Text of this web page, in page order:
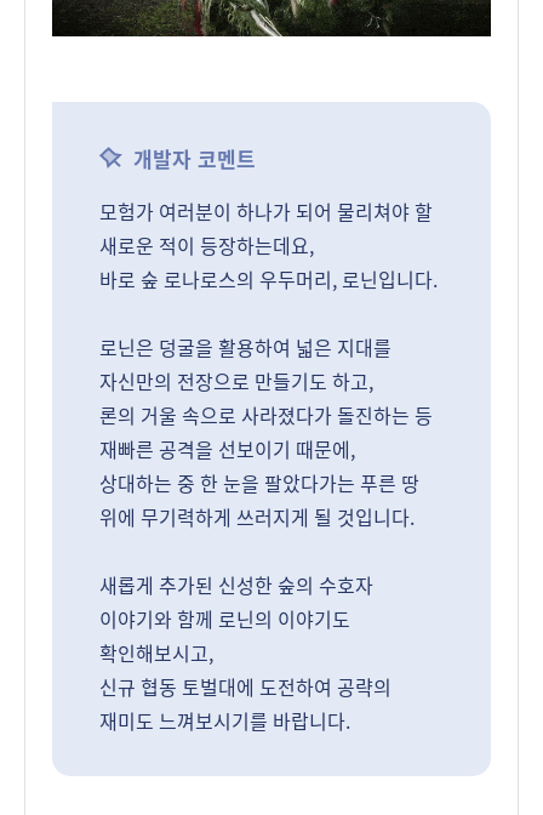
개발자 코멘트
모험가 여러분이 하나가 되어 물리쳐야 할
새로운 적이 등장하는데요,
바로 숲 로나로스의 우두머리, 로닌입니다.
로닌은 덩굴을 활용하여 넓은 지대를
자신만의 전장으로 만들기도 하고,
론의 거울 속으로 사라졌다가 돌진하는 등
재빠른 공격을 선보이기 때문에,
상대하는 중 한 눈을 팔았다가는 푸른 땅
위에 무기력하게 쓰러지게 될 것입니다.
새롭게 추가된 신성한 숲의 수호자
이야기와 함께 로닌의 이야기도
확인해보시고,
신규 협동 토벌대에 도전하여 공략의
재미도 느껴보시기를 바랍니다.